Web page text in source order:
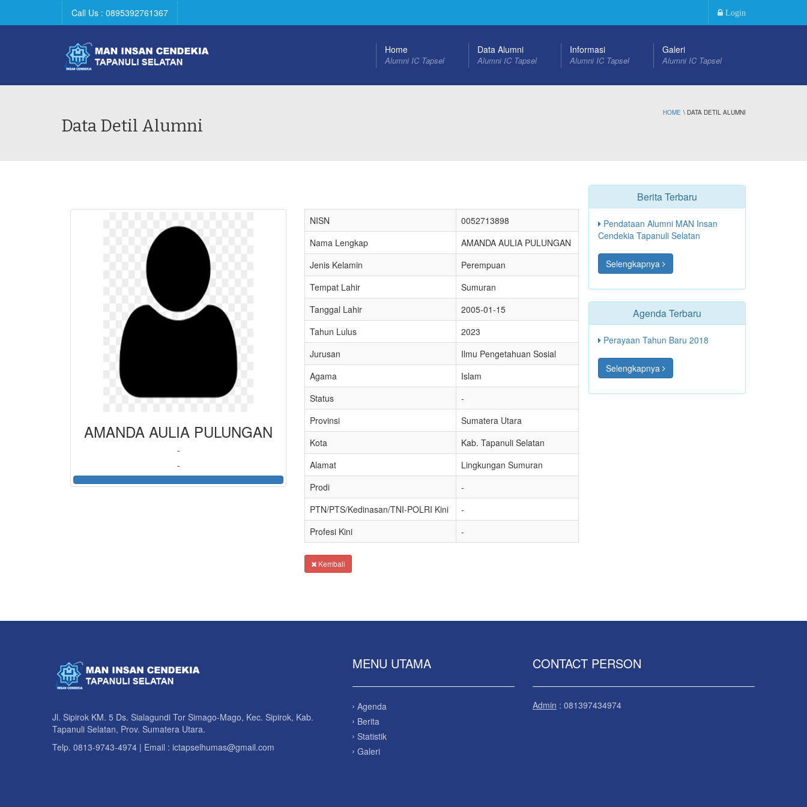
Call Us : 0895392761367 Login
Home
Alumni IC Tapsel
Data Alumni
Alumni IC Tapsel
Informasi
Alumni IC Tapsel
Galeri
Alumni IC Tapsel
Data Detil Alumni
HOME \ DATA DETIL ALUMNI
AMANDA AULIA PULUNGAN
-
-
NISN
0052713898
Nama Lengkap
AMANDA AULIA PULUNGAN
Jenis Kelamin
Perempuan
Tempat Lahir
Sumuran
Tanggal Lahir
2005-01-15
Tahun Lulus
2023
Jurusan
Ilmu Pengetahuan Sosial
Agama
Islam
Status
-
Provinsi
Sumatera Utara
Kota
Kab. Tapanuli Selatan
Alamat
Lingkungan Sumuran
Prodi
-
PTN/PTS/Kedinasan/TNI-POLRI Kini
-
Profesi Kini
-
Kembali
Berita Terbaru
Pendataan Alumni MAN Insan
Cendekia Tapanuli Selatan
Selengkapnya
Agenda Terbaru
Perayaan Tahun Baru 2018
Selengkapnya
Jl. Sipirok KM. 5 Ds. Sialagundi Tor Simago-Mago, Kec. Sipirok, Kab.
Tapanuli Selatan, Prov. Sumatera Utara.
Telp. 0813-9743-4974 | Email : ictapselhumas@gmail.com
MENU UTAMA
Agenda
Berita
Statistik
Galeri
CONTACT PERSON
Admin : 081397434974